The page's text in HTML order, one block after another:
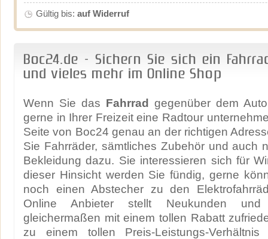
Gültig bis: auf Widerruf
Boc24.de - Sichern Sie sich ein
und vieles mehr im Online Shop
Wenn Sie das Fahrrad gegenüber dem
gerne in Ihrer Freizeit eine Radtour
Seite von Boc24 genau an der richtigen
Sie Fahrräder, sämtliches Zubehör und auch
Bekleidung dazu. Sie interessieren sich für
dieser Hinsicht werden Sie fündig, gerne
noch einen Abstecher zu den
Online Anbieter stellt Neukunden und
gleichermaßen mit einem tollen Rabatt
zu einem tollen Preis-Leistungs-